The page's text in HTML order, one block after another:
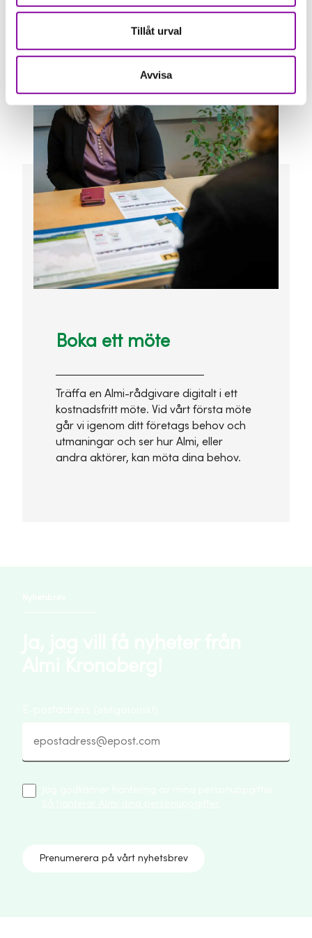
Tillåt urval
Avvisa
Visa fler nyheter
Boka ett möte
Träffa en Almi-rådgivare digitalt i ett
kostnadsfritt möte. Vid vårt första möte
går vi igenom ditt företags behov och
utmaningar och ser hur Almi, eller
andra aktörer, kan möta dina behov.
Prenumerera på vårt nyhetsbrev